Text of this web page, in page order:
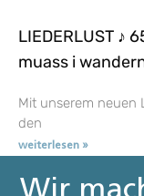
LIEDERLUST ♪
muass i
Mit unserem neuen
den
weiterlesen »